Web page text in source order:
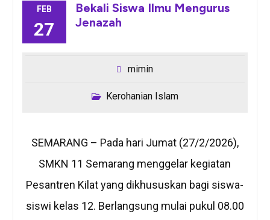
FEB
27
Bekali Siswa Ilmu Mengurus
Jenazah
mimin
Kerohanian Islam
SEMARANG – Pada hari Jumat (27/2/2026),
SMKN 11 Semarang menggelar kegiatan
Pesantren Kilat yang dikhususkan bagi siswa-
siswi kelas 12. Berlangsung mulai pukul 08.00